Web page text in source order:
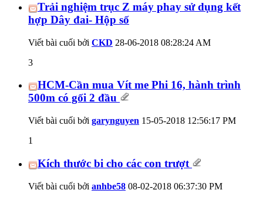
Trải nghiệm trục Z máy phay sử dụng kết
hợp Dây đai- Hộp số
Viết bài cuối bởi CKD 28-06-2018 08:28:24 AM
3
HCM-Cần mua Vít me Phi 16, hành trình
500m có gối 2 đầu
Viết bài cuối bởi garynguyen 15-05-2018 12:56:17 PM
1
Kích thước bi cho các con trượt
Viết bài cuối bởi anhbe58 08-02-2018 06:37:30 PM